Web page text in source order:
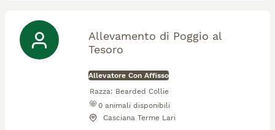
bambini e sono Cani assolutamente sani in quanto
esenti da tutte le principali patologie della razza e
esenti da displasia anche e gomiti Tu
Allevamento di Poggio al
Tesoro
Allevatore Con Affisso
Razza: Bearded Collie
0 animali disponibili
Casciana Terme Lari